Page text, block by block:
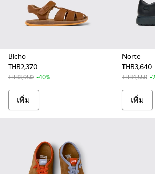
Bicho
THB2,370
THB3,950 -40%
เพิ่ม
Norte
THB3,640
THB4,550 -
เพิ่ม